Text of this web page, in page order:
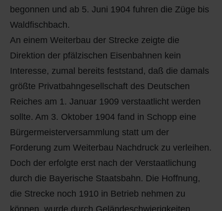
begonnen und ab 5. Juni 1904 fuhren die Züge bis
Waldfischbach.
An einem Weiterbau der Strecke zeigte die
Direktion der pfälzischen Eisenbahnen kein
Interesse, zumal bereits feststand, daß die damals
größte Privatbahngesellschaft des Deutschen
Reiches am 1. Januar 1909 verstaatlicht werden
sollte. Am 3. Oktober 1904 fand in Schopp eine
Bürgermeisterversammlung statt um der
Forderung zum Weiterbau Nachdruck zu verleihen.
Doch der erfolgte erst nach der Verstaatlichung
durch die Bayerische Staatsbahn. Die Hoffnung,
die Strecke noch 1910 in Betrieb nehmen zu